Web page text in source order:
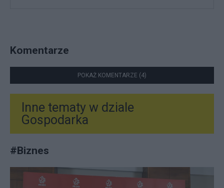
Komentarze
POKAŻ KOMENTARZE (4)
Inne tematy w dziale
Gospodarka
#Biznes